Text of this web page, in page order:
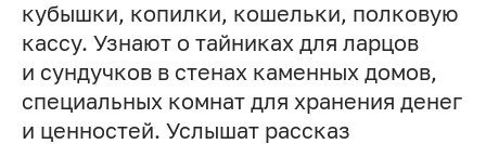
кубышки, копилки, кошельки, полковую
кассу. Узнают о тайниках для ларцов
и сундучков в стенах каменных домов,
специальных комнат для хранения денег
и ценностей. Услышат рассказ